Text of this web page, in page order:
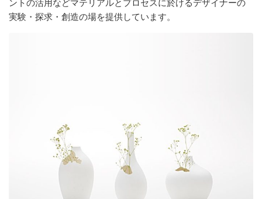
ントの活用などマテリアルとプロセスに於けるデザイナーの
実験・探求・創造の場を提供しています。